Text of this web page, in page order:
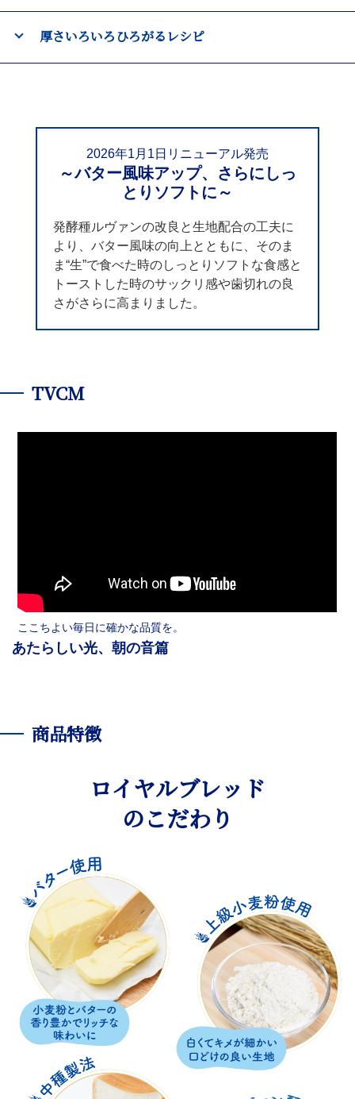
厚さいろいろ ひろがるレシピ
2026年1月1日リニューアル発売​
～バター風味アップ、さらにしっ
とりソフトに～​
発酵種ルヴァンの改良と生地配合の工夫に
より、バター風味の向上とともに、そのま
ま“生”で食べた時のしっとりソフトな食感と
トーストした時のサックリ感や歯切れの良
さがさらに高まりました。
TVCM​
ここちよい毎日に確かな品質を。
あたらしい光、朝の音篇​​
商品特徴
ロイヤルブレッド
のこだわり